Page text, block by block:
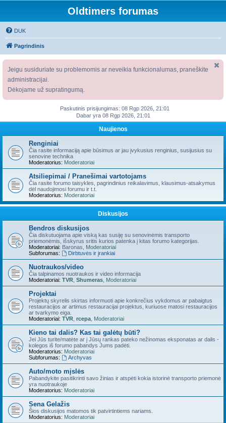
Oldtimers forumas
DUK
Pagrindinis
Jeigu susiduriate su problemomis ar neveikia funkcionalumas, praneškite
administracijai.
Dėkojame už supratingumą.
Paskutinis prisijungimas: 08 Rgp 2026, 21:01
Dabar yra 08 Rgp 2026, 21:01
Naujienos
Renginiai
Čia rasite informaciją apie būsimus ar jau įvykusius renginius, susijusius su
senovine technika
Moderatorius: Moderatoriai
Atsiliepimai / Pranešimai vartotojams
Čia rasite forumo taisykles, pagrindinius reikalavimus, klausimus-atsakymus
dėl naudojimosi forumu ir t.t.
Moderatorius: Moderatoriai
Diskusijos
Bendros diskusijos
Čia diskutuojama apie viską kas susiję su senovinėmis transporto
priemonėmis, išskyrus sritis kurios patenka į kitas forumo kategorijas.
Moderatoriai: Baronas
Moderatoriai
Subforumas:
Dirbtuvės ir įrankiai
Nuotraukos/video
Čia talpinamos nuotraukos ir video informacija
Moderatoriai: TVR Shumeras Moderatoriai
Projektai
Projektų skyrelis skirtas informuoti apie konkrečius vykdomus ar pabaigtus
restauracijos ar artimus restauracijai projektus, kuriuose matosi restauracijos
ar tvarkymo eiga.
Moderatoriai: TVR rcepa Moderatoriai
Kieno tai dalis? Kas tai galėtų būti?
Jei Jūs turite/matėte ar į Jūsų rankas pateko nežinomas eksponatas ar dalis -
kolegos iš forumo pabandys Jums padėti.
Moderatorius: Moderatoriai
Subforumas:
Archyvas
Auto/moto mįslės
Pabandykite pasitikrinti savo žinias ir atspėti kokia istorinė transporto priemonė
yra nuotraukoje
Moderatorius: Moderatoriai
Sena Gelažis
Šios diskusijos matomos tik patvirtintiems nariams.
Moderatorius: Moderatoriai